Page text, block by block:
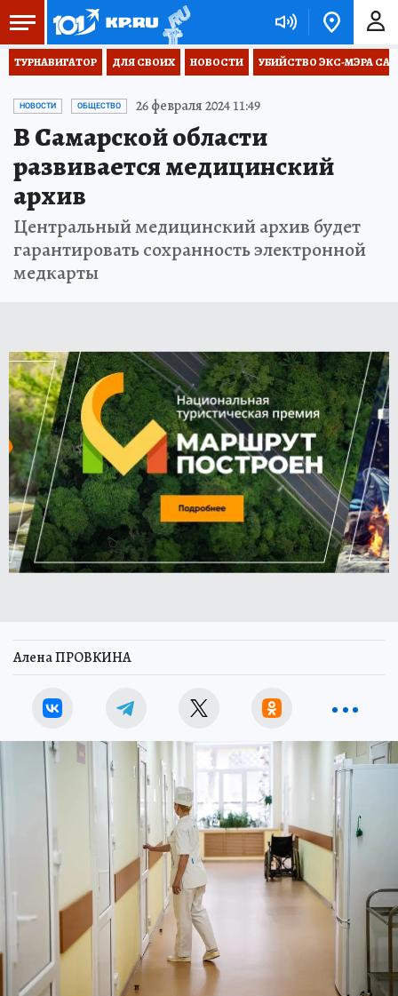
ТУРНАВИГАТОР ДЛЯ СВОИХ НОВОСТИ УБИЙСТВО ЭКС-МЭРА
НОВОСТИ ОБЩЕСТВО 26 февраля 2024 11:49
В Самарской области
развивается медицинский
архив
Центральный медицинский архив будет
гарантировать сохранность электронной
медкарты
Алена ПРОВКИНА